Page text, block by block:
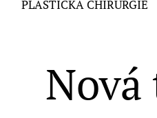
PLASTICKÁ CHIRURGIE